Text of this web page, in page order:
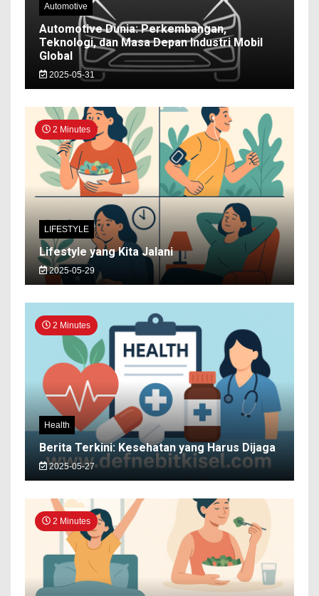
Automotive
Automotive Dunia: Perkembangan,
Teknologi, dan Masa Depan Industri Mobil
Global
2025-05-31
2 Minutes
LIFESTYLE
Lifestyle yang Kita Jalani
2025-05-29
2 Minutes
Health
Berita Terkini: Kesehatan yang Harus Dijaga
2025-05-27
2 Minutes